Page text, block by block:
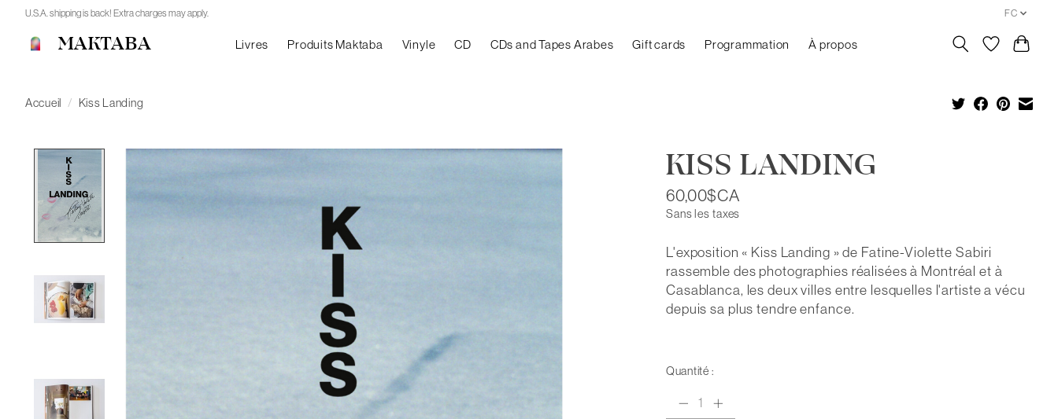
U.S.A. shipping is back! Extra charges may apply. FC
MAKTABA Livres Produits Maktaba Vinyle CD CDs and Tapes Arabes Gift cards Programmation À propos
Accueil / Kiss Landing
Product image slideshow Items KISS LANDING
60,00$CA
Sans les taxes
L'exposition « Kiss Landing » de Fatine-Violette Sabiri
rassemble des photographies réalisées à Montréal et à
Casablanca, les deux villes entre lesquelles l'artiste a vécu
depuis sa plus tendre enfance.
Quantité :